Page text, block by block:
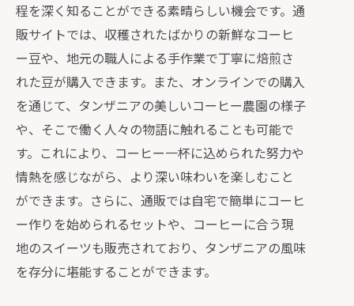
程を深く知ることができる素晴らしい機会です。通
販サイトでは、収穫されたばかりの新鮮なコーヒ
ー豆や、地元の職人による手作業で丁寧に焙煎さ
れた豆が購入できます。また、オンラインでの購入
を通じて、タンザニアの美しいコーヒー農園の様子
や、そこで働く人々の物語に触れることも可能で
す。これにより、コーヒー一杯に込められた努力や
情熱を感じながら、より深い味わいを楽しむこと
ができます。さらに、通販では自宅で簡単にコーヒ
ー作りを始められるセットや、コーヒーに合う現
地のスイーツも販売されており、タンザニアの風味
を存分に堪能することができます。